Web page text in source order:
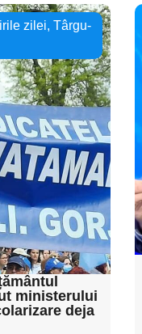
zilei, Târgu-
aici
aici
aici
ministerului
deja